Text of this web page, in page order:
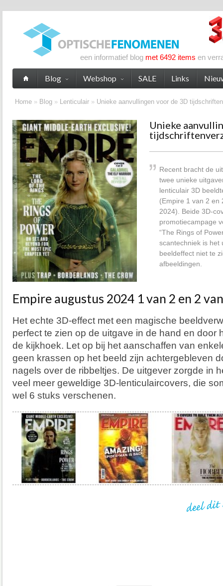
een informatief blog met 6492 items en
Home » Blog » Lenticulair » Unieke aanvullingen voor de 3D
Unieke
Recent bracht de
twee unieke
lenticulair 3D
(Empire 1 van 2 en
2024). Beide 3D-
promotiecampage
“The Rings of
scantechniek is het
beeldeffect niet te
afbeeldingen.
Empire augustus 2024 1 van 2 en 2
Het echte 3D-effect met een magische
perfect te zien op de uitgave in de hand en door
de kijkhoek. Let op bij het aanschaffen van
geen krassen op het beeld zijn achtergebleven
nagels over de ribbeltjes. De uitgever zorgde in
veel meer geweldige 3D-lenticulaircovers, die
wel 6 stuks verschenen.
Blog Webshop SALE Links